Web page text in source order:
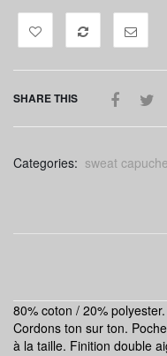
SHARE THIS
Categories: sweat capuche
80% coton / 20%
Cordons ton sur ton.
à la taille. Finition double